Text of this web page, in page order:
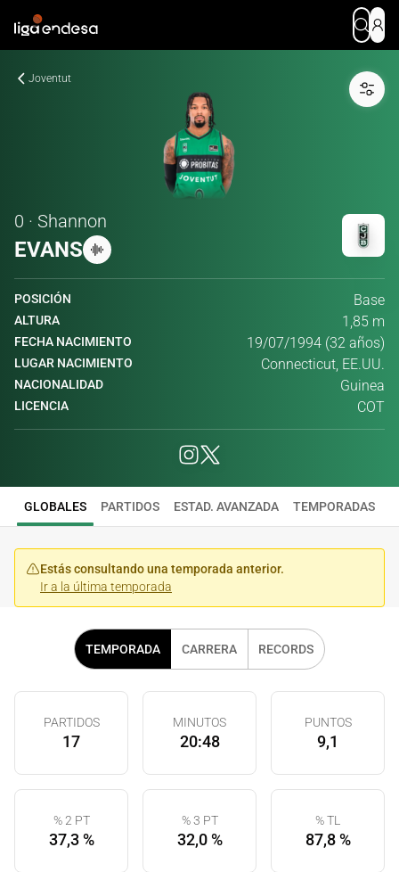
Joventut
0 · Shannon
EVANS
POSICIÓN Base
ALTURA 1,85 m
FECHA NACIMIENTO 19/07/1994 (32 años)
LUGAR NACIMIENTO Connecticut, EE.UU.
NACIONALIDAD Guinea
LICENCIA COT
GLOBALES PARTIDOS ESTAD. AVANZADA TEMPORADAS
Estás consultando una temporada anterior.
Ir a la última temporada
TEMPORADA CARRERA RECORDS
PARTIDOS
17
MINUTOS
20:48
PUNTOS
9,1
% 2 PT
37,3 %
% 3 PT
32,0 %
% TL
87,8 %